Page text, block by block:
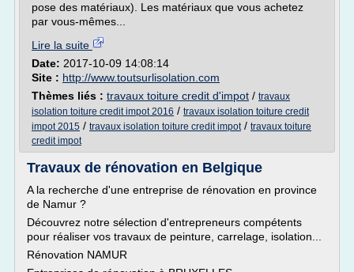
pose des matériaux). Les matériaux que vous achetez
par vous-mêmes...
Lire la suite
Date: 2017-10-09 14:08:14
Site : http://www.toutsurlisolation.com
Thèmes liés : travaux toiture credit d'impot / travaux
isolation toiture credit impot 2016 / travaux isolation toiture credit
impot 2015 / travaux isolation toiture credit impot/ travaux toiture
credit impot
Travaux de rénovation en Belgique
A la recherche d'une entreprise de rénovation en province
de Namur ?
Découvrez notre sélection d'entrepreneurs compétents
pour réaliser vos travaux de peinture, carrelage, isolation...
Rénovation NAMUR